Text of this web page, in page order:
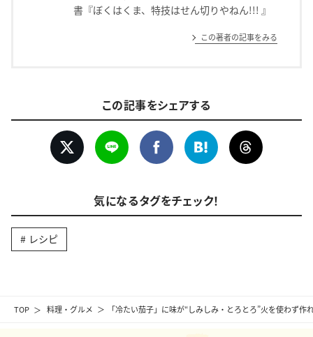
TOP 料理・グルメ 「冷たい茄子」に味が“しみしみ・とろとろ”火を使わず
書『ぼくはくま、特技はせん切りやねん!!! 』
この著者の記事をみる
この記事をシェアする
気になるタグをチェック！
レシピ